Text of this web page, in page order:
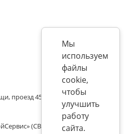
проезд 4536 владение 8, стр.10
(СВК)
Мы
используем
файлы
cookie,
чтобы
улучшить
работу
сайта.